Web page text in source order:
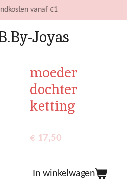
Joyas
€1
moeder
dochter
ketting
€ 17,50
In winkelwagen